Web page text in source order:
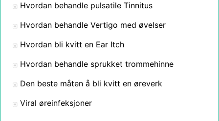
Hvordan behandle pulsatile Tinnitus
Hvordan behandle Vertigo med øvelser
Hvordan bli kvitt en Ear Itch
Hvordan behandle sprukket trommehinne
Den beste måten å bli kvitt en øreverk
Viral øreinfeksjoner